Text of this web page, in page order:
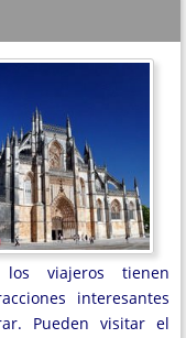
viajeros tienen
interesantes
Pueden visitar el